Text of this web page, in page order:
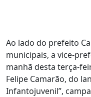
Ao lado do prefeito
municipais, a vice-
manhã desta terça-
Felipe Camarão, do
Infantojuvenil”,